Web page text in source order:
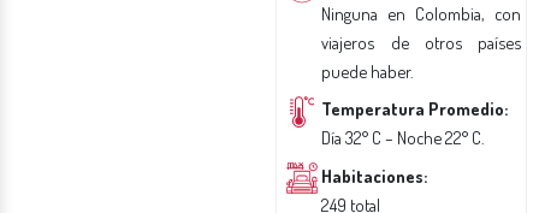
Ninguna en Colombia, con
viajeros de otros países
puede haber.
Temperatura Promedio:
Día 32° C – Noche 22° C.
Habitaciones:
249 total